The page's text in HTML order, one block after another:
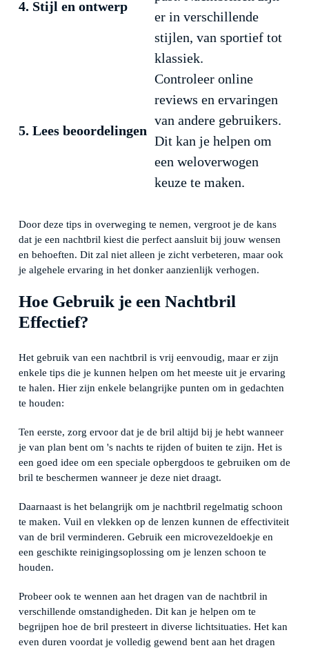
4. Stijl en ontwerp
er in verschillende
stijlen, van sportief tot
klassiek.
5. Lees beoordelingen
Controleer online
reviews en ervaringen
van andere gebruikers.
Dit kan je helpen om
een weloverwogen
keuze te maken.
Door deze tips in overweging te nemen, vergroot je de kans
dat je een nachtbril kiest die perfect aansluit bij jouw wensen
en behoeften. Dit zal niet alleen je zicht verbeteren, maar ook
je algehele ervaring in het donker aanzienlijk verhogen.
Hoe Gebruik je een Nachtbril
Effectief?
Het gebruik van een nachtbril is vrij eenvoudig, maar er zijn
enkele tips die je kunnen helpen om het meeste uit je ervaring
te halen. Hier zijn enkele belangrijke punten om in gedachten
te houden:
Ten eerste, zorg ervoor dat je de bril altijd bij je hebt wanneer
je van plan bent om 's nachts te rijden of buiten te zijn. Het is
een goed idee om een speciale opbergdoos te gebruiken om de
bril te beschermen wanneer je deze niet draagt.
Daarnaast is het belangrijk om je nachtbril regelmatig schoon
te maken. Vuil en vlekken op de lenzen kunnen de effectiviteit
van de bril verminderen. Gebruik een microvezeldoekje en
een geschikte reinigingsoplossing om je lenzen schoon te
houden.
Probeer ook te wennen aan het dragen van de nachtbril in
verschillende omstandigheden. Dit kan je helpen om te
begrijpen hoe de bril presteert in diverse lichtsituaties. Het kan
even duren voordat je volledig gewend bent aan het dragen